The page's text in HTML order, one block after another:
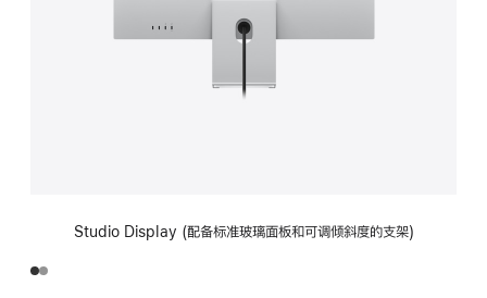
Studio Display (配备标准玻璃面板和可调倾斜度的支架)